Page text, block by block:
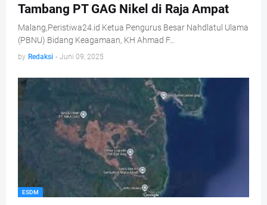
Tambang PT GAG Nikel di Raja Ampat
Malang,Peristiwa24.id Ketua Pengurus Besar Nahdlatul Ulama
(PBNU) Bidang Keagamaan, KH Ahmad F…
by Redaksi - Juni 09, 2025
ESDM